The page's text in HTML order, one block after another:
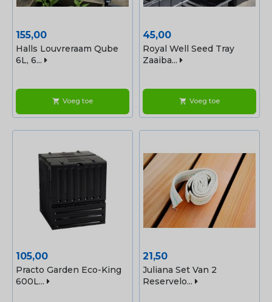
Prijs
155,00
Halls Louvreraam Qube
6L, 6...
shopping_cart Voeg toe
Prijs
45,00
Royal Well Seed Tray
Zaaiba...
shopping_cart Voeg toe
Prijs
105,00
Practo Garden Eco-King
600L...
Prijs
21,50
Juliana Set Van 2
Reservelo...